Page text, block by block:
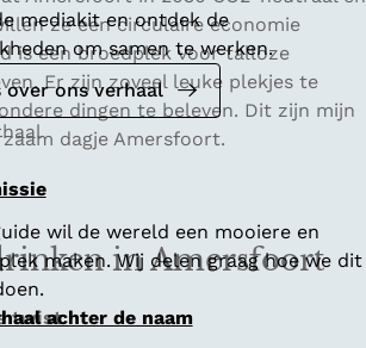
mediakit en ontdek de
om samen te werken.
over ons verhaal
wil de wereld een mooiere en
maken. Wij delen graag hoe we dit
achter de naam
ze een circulaire economie
is een broedplek voor talloze
Er zijn zoveel leuke plekjes te
dingen te beleven. Dit zijn mijn
dagje Amersfoort.
in Amersfoort
twist